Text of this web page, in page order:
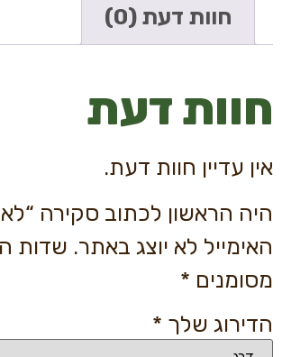
חוות דעת (0)
חוות דעת
אין עדיין חוות דעת.
היה הראשון לכתוב סקירה
האימייל לא יוצג באתר. שדות
מסומנים *
הדירוג שלך *